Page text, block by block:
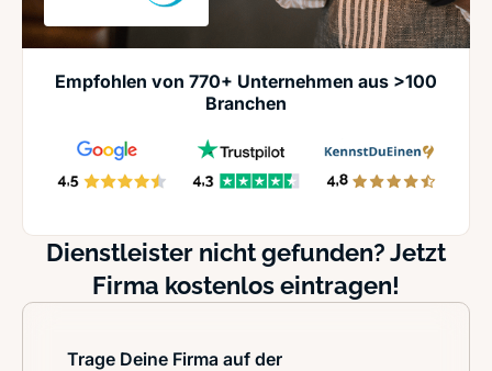
Empfohlen von 770+ Unternehmen aus >100
Branchen
Dienstleister nicht gefunden? Jetzt
Firma kostenlos eintragen!
Trage Deine Firma auf der